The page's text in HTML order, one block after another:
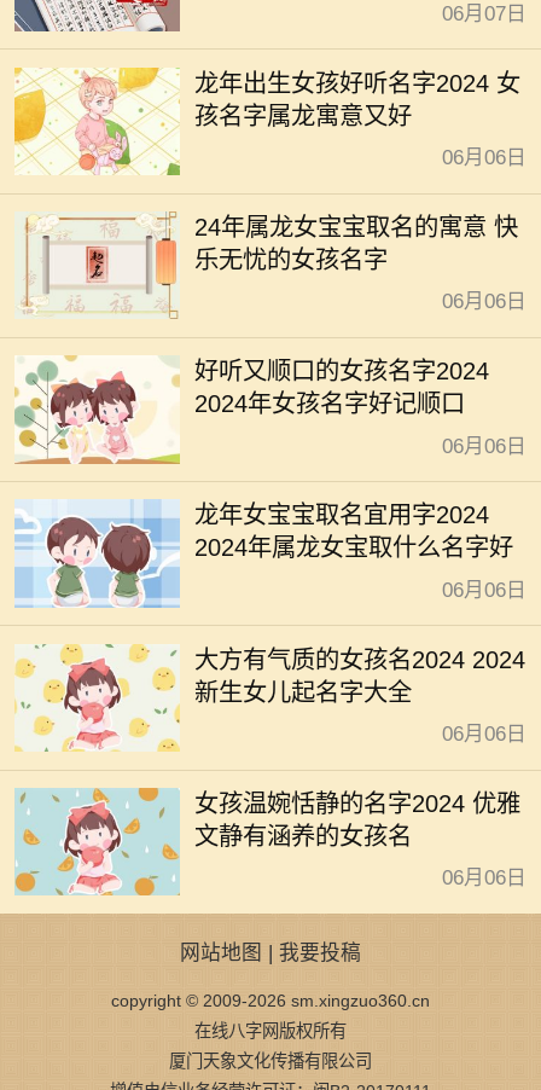
06月07日
龙年出生女孩好听名字2024 女
孩名字属龙寓意又好
06月06日
24年属龙女宝宝取名的寓意 快
乐无忧的女孩名字
06月06日
好听又顺口的女孩名字2024
2024年女孩名字好记顺口
06月06日
龙年女宝宝取名宜用字2024
2024年属龙女宝取什么名字好
06月06日
大方有气质的女孩名2024 2024
新生女儿起名字大全
06月06日
女孩温婉恬静的名字2024 优雅
文静有涵养的女孩名
06月06日
网站地图 | 我要投稿
copyright © 2009-2026 sm.xingzuo360.cn
在线八字网版权所有
厦门天象文化传播有限公司